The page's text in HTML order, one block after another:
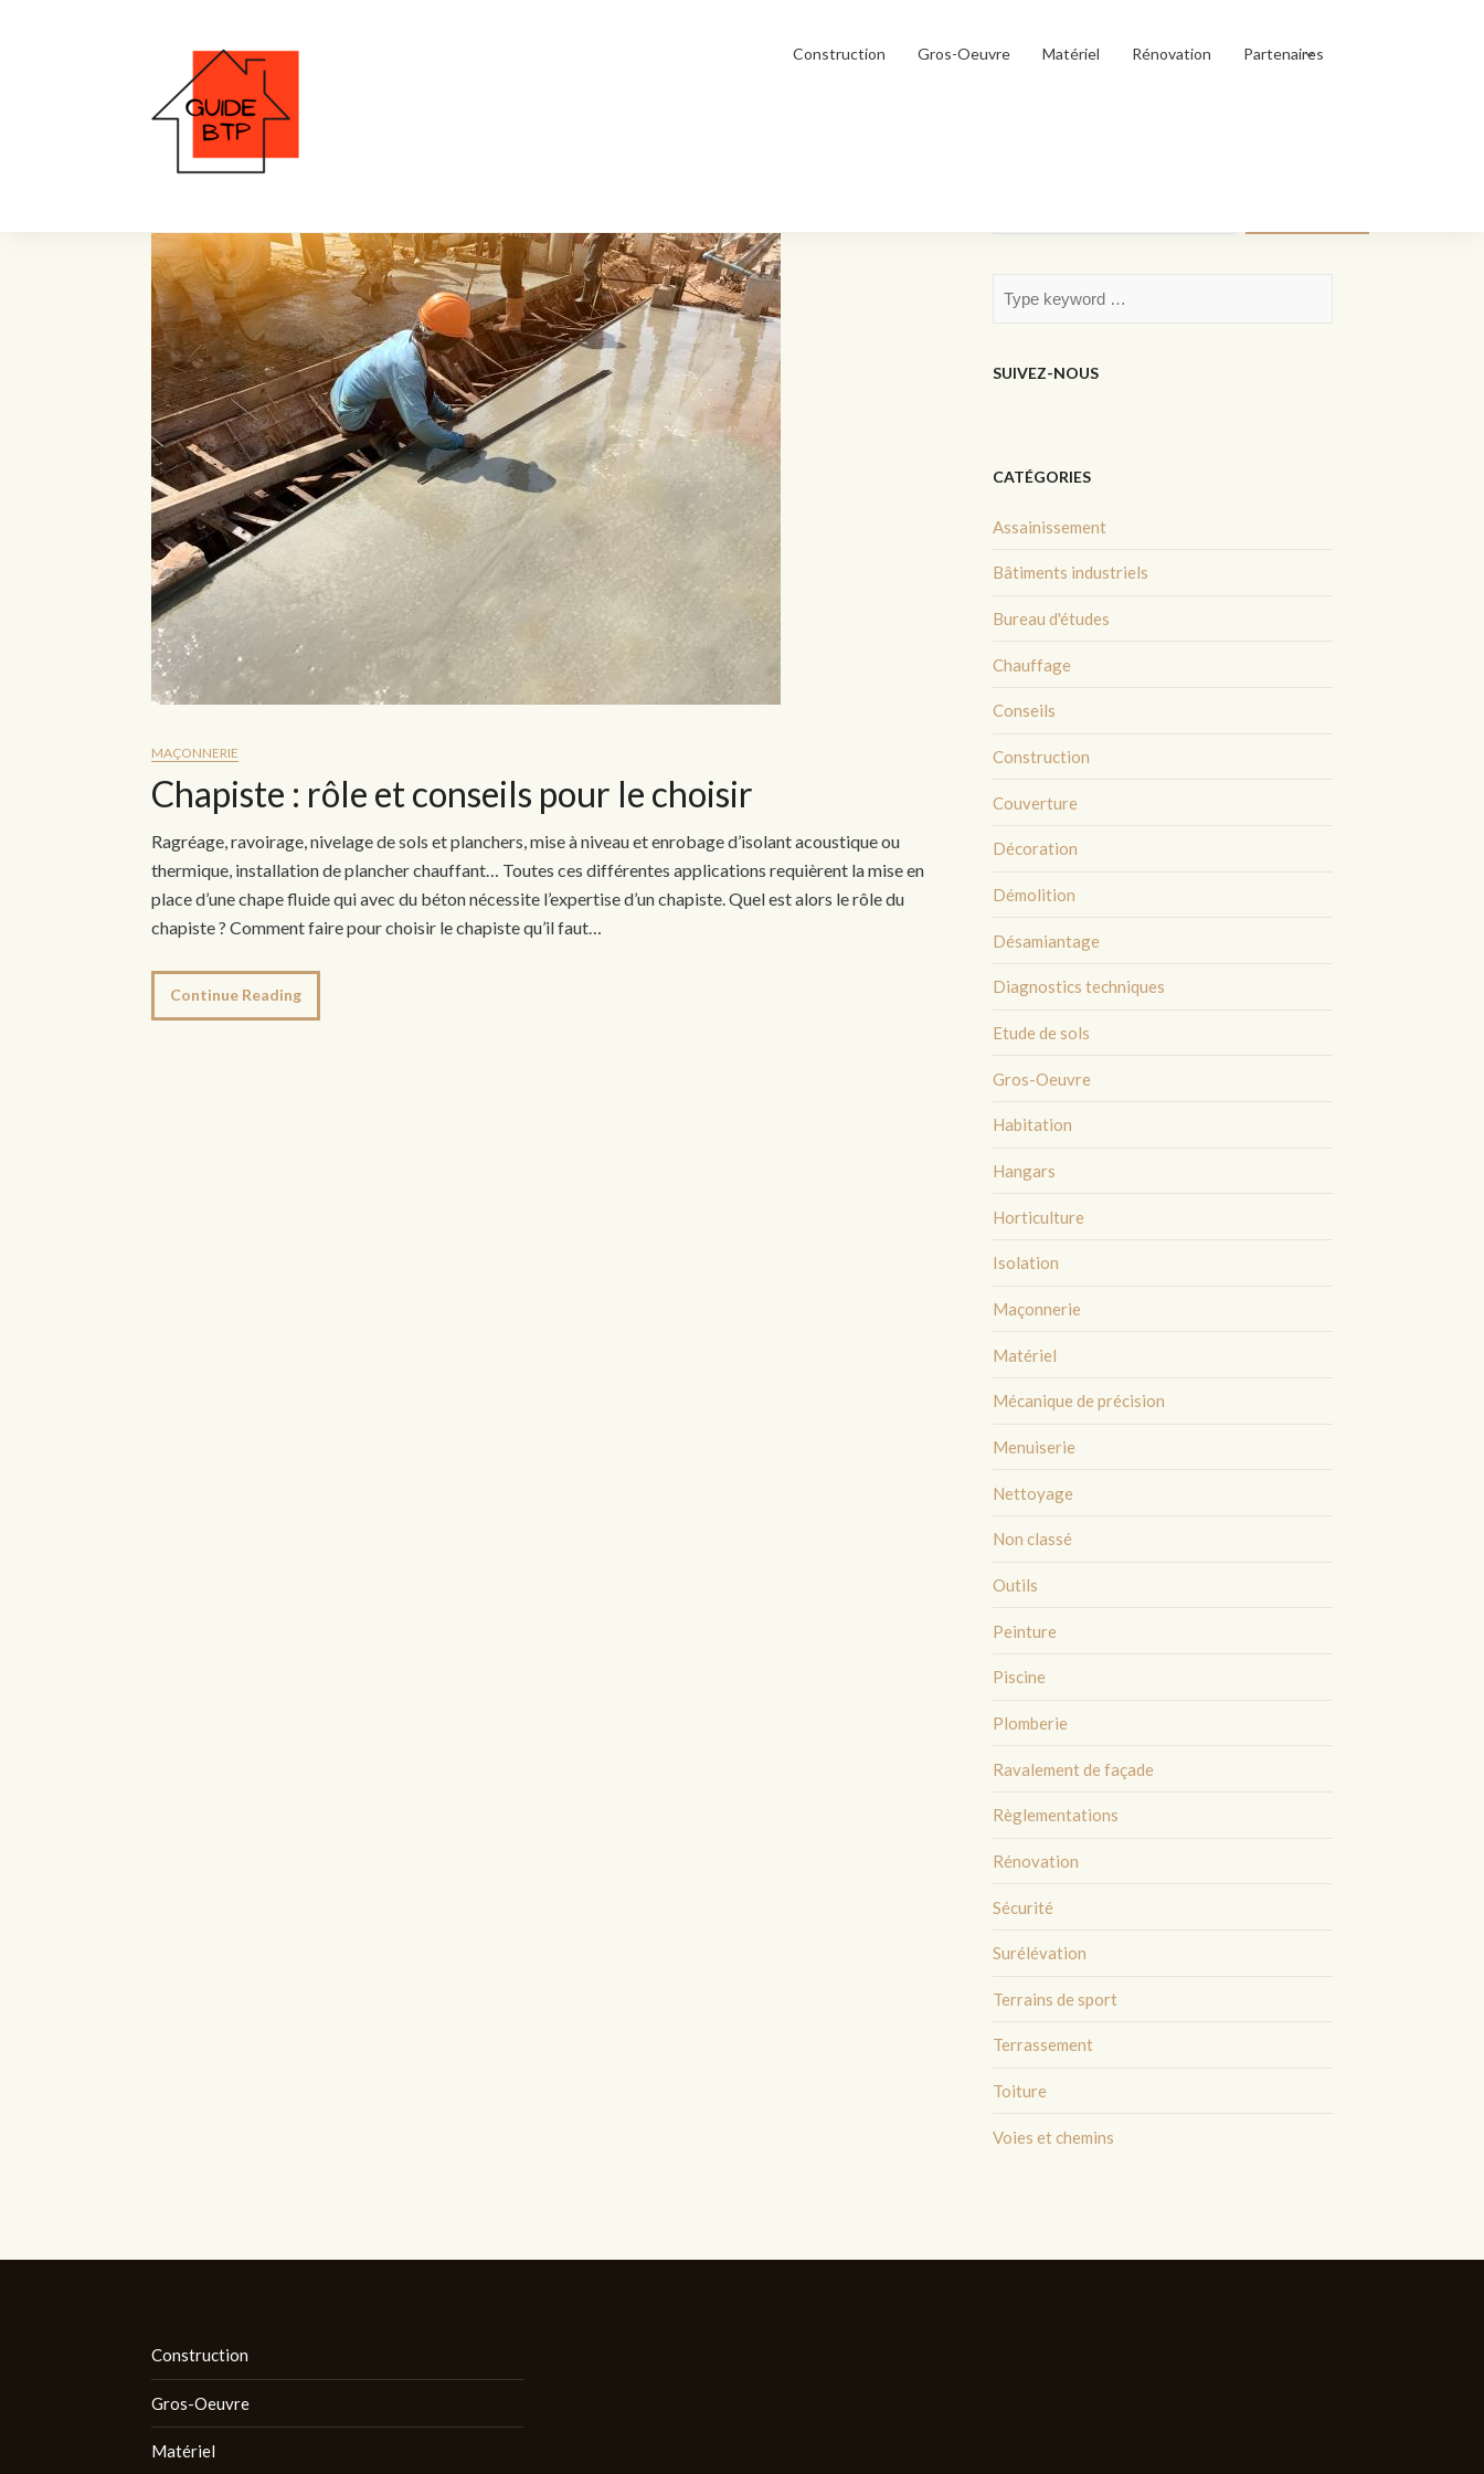
Construction Gros-Oeuvre Matériel Rénovation Partenaires
nivelage sol
MAÇONNERIE
Chapiste : rôle et conseils pour le choisir
Ragréage, ravoirage, nivelage de sols et planchers, mise à niveau et enrobage d’isolant acoustique ou
thermique, installation de plancher chauffant… Toutes ces différentes applications requièrent la mise en
place d’une chape fluide qui avec du béton nécessite l’expertise d’un chapiste. Quel est alors le rôle du
chapiste ? Comment faire pour choisir le chapiste qu’il faut…
Continue Reading
SUIVEZ-NOUS
CATÉGORIES
Assainissement
Bâtiments industriels
Bureau d'études
Chauffage
Conseils
Construction
Couverture
Décoration
Démolition
Désamiantage
Diagnostics techniques
Etude de sols
Gros-Oeuvre
Habitation
Hangars
Horticulture
Isolation
Maçonnerie
Matériel
Mécanique de précision
Menuiserie
Nettoyage
Non classé
Outils
Peinture
Piscine
Plomberie
Ravalement de façade
Règlementations
Rénovation
Sécurité
Surélévation
Terrains de sport
Terrassement
Toiture
Voies et chemins
Construction
Gros-Oeuvre
Matériel